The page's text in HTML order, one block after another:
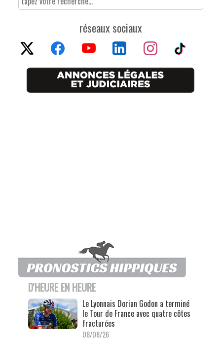
réseaux sociaux
D'HEURE EN HEURE
Le Lyonnais Dorian Godon a terminé
le Tour de France avec quatre côtes
fracturées
08/08/26